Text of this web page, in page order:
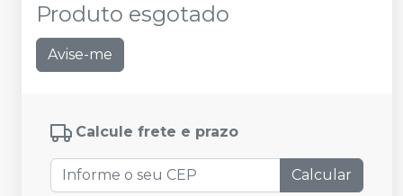
Produto esgotado
Avise-me
Calcule frete e prazo
Calcular